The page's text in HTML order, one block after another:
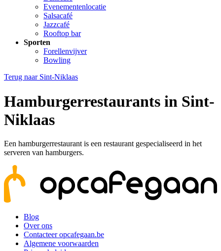
Evenementenlocatie
Salsacafé
Jazzcafé
Rooftop bar
Sporten
Forellenvijver
Bowling
Terug naar Sint-Niklaas
Hamburgerrestaurants in Sint-
Niklaas
Een hamburgerrestaurant is een restaurant gespecialiseerd in het
serveren van hamburgers.
Blog
Over ons
Contacteer opcafegaan.be
Algemene voorwaarden